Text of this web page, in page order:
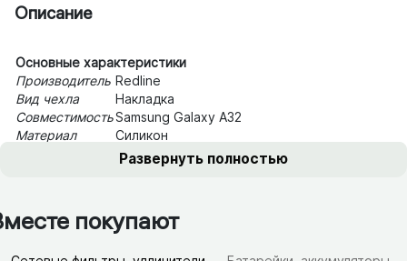
Описание
Основные характеристики
Производитель Redline
Вид чехла
Накладка
СовместимостьSamsung Galaxy A32
Материал
Силикон
Синий
Развернуть полностью
покупают